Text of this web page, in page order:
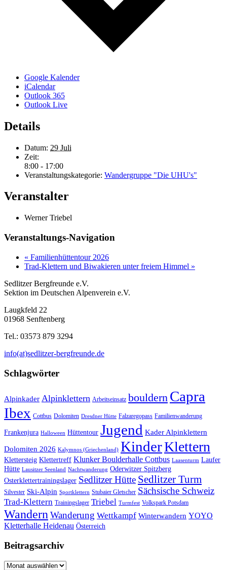
Google Kalender
iCalendar
Outlook 365
Outlook Live
Details
Datum: 29 Juli
Zeit:
8:00 - 17:00
Veranstaltungskategorie: Wandergruppe "Die UHU's"
Veranstalter
Werner Triebel
Veranstaltungs-Navigation
« Familienhüttentour 2026
Trad-Klettern und Biwakieren unter freiem Himmel »
Sedlitzer Bergfreunde e.V.
Sektion im Deutschen Alpenverein e.V.
Laugkfeld 22
01968 Senftenberg
Tel.: 03573 879 3294
info(at)sedlitzer-bergfreunde.de
Schlagwörter
Alpinkader Alpinklettern Arbeitseinsatz bouldern Capra
Ibex Cottbus Dolomiten Dresdner Hütte Falzaregopass Familienwanderung
Frankenjura Halloween Hüttentour Jugend Kader Alpinklettern
Dolomiten 2026 Kalymnos (Griechenland) KinderKlettern
Klettersteig Klettertreff Klunker Boulderhalle Cottbus Laasenturm Laufer
Hütte Lausitzer Seenland Nachtwanderung Oderwitzer Spitzberg
Osterklettertrainingslager Sedlitzer Hütte Sedlitzer Turm
Silvester Ski-Alpin Sportklettern Stubaier Gletscher Sächsische Schweiz
Trad-Klettern Trainingslager Triebel Turmfest Volkspark Potsdam
Wandern Wanderung Wettkampf Winterwandern YOYO
Kletterhalle Heidenau Österreich
Beitragsarchiv
Beitragsarchiv